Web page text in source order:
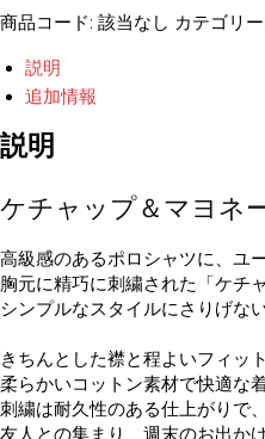
っ
チ
ャ
ッ
＆
ヨ
ネ
ー
刺
繍
ポ
ロ
商品コード: 該当なし カテゴリー:
説明
追加情報
説明
ケチャップ＆マヨネ
高級感のあるポロシャツに、ユ
胸元に精巧に刺繍された「ケチ
シンプルなスタイルにさりげな
きちんとした襟と程よいフィッ
柔らかいコットン素材で快適な
刺繍は耐久性のある仕上がりで
友人との集まり、週末のお出か